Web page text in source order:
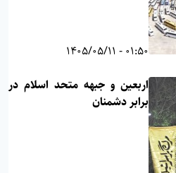
01:50 - 1405/05/11
اربعین و جبهه متحد اسلام در
برابر دشمنان